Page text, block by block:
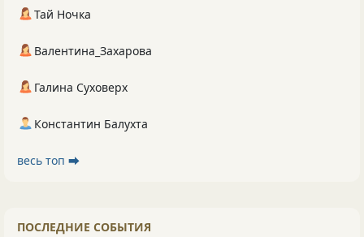
Тай Ночка
Валентина_Захарова
Галина Суховерх
Константин Балухта
весь топ ⮕
ПОСЛЕДНИЕ СОБЫТИЯ